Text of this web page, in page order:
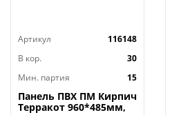
Артикул
116148
В кор.
30
Мин. партия
15
Панель ПВХ ПМ Кирпич
Терракот 960*485мм,